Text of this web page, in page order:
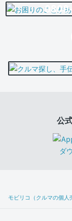
モビリコ（クルマの個人
公